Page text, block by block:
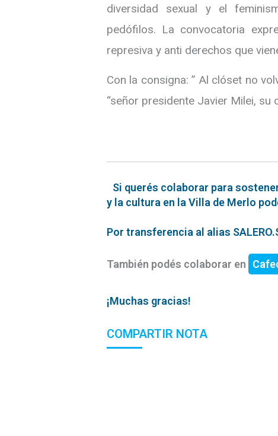
diversidad sexual y el
pedófilos. La convocatoria
represiva y anti derechos que
Con la consigna: ” Al clóset no
“señor presidente Javier Milei, su
Si querés colaborar para
y la cultura en la Villa de Merlo
Por transferencia al alias
También podés colaborar en
¡Muchas gracias!
COMPARTIR NOTA